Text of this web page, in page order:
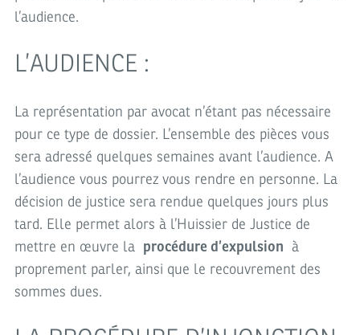
l’audience.
L’AUDIENCE :
La représentation par avocat n’étant pas nécessaire
pour ce type de dossier. L’ensemble des pièces vous
sera adressé quelques semaines avant l’audience. A
l’audience vous pourrez vous rendre en personne. La
décision de justice sera rendue quelques jours plus
tard. Elle permet alors à l’Huissier de Justice de
mettre en œuvre la procédure d’expulsion à
proprement parler, ainsi que le recouvrement des
sommes dues.